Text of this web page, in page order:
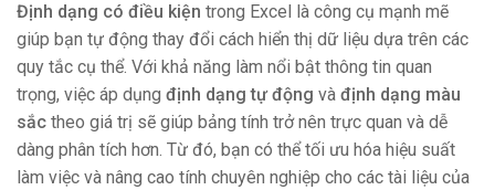
Định dạng có điều kiện trong Excel là công cụ mạnh mẽ
giúp bạn tự động thay đổi cách hiển thị dữ liệu dựa trên các
quy tắc cụ thể. Với khả năng làm nổi bật thông tin quan
trọng, việc áp dụng định dạng tự động và định dạng màu
sắc theo giá trị sẽ giúp bảng tính trở nên trực quan và dễ
dàng phân tích hơn. Từ đó, bạn có thể tối ưu hóa hiệu suất
làm việc và nâng cao tính chuyên nghiệp cho các tài liệu của